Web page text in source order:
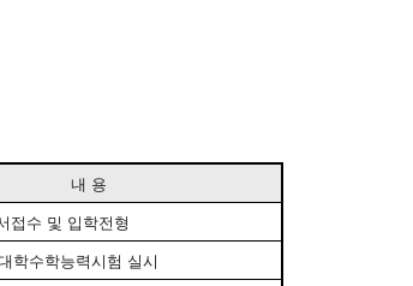
내 용
접수 및 입학전형
학수학능력시험 실시